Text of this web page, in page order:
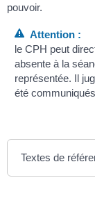
pouvoir.
Attention :
le CPH peut
absente à la
représentée. Il
été
Textes de